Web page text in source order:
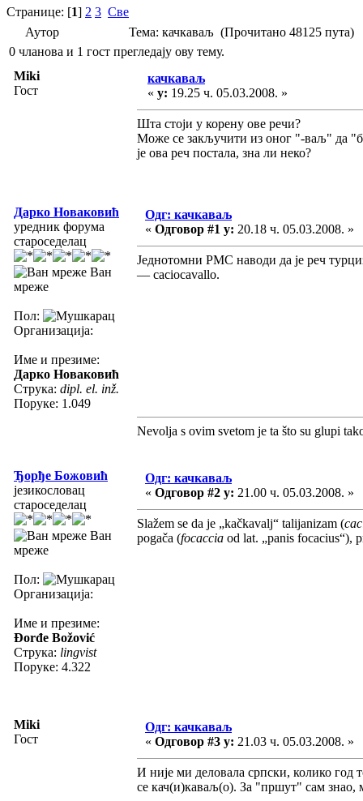
Странице: [1] 2 3 Све
Аутор
Тема: качкаваљ (Прочитано 48125 пута)
0 чланова и 1 гост прегледају ову тему.
Miki
Гост
качкаваљ
« у: 19.25 ч. 05.03.2008. »
Шта стоји у корену ове речи?
Може се закључити из оног "-ваљ" да
је ова реч постала, зна ли неко?
Дарко Новаковић
уредник форума
староседелац
Ван
мреже
Пол:
Организација:
Име и презиме:
Дарко Новаковић
Струка: dipl. el. inž.
Поруке: 1.049
Одг: качкаваљ
« Одговор #1 у: 20.18 ч. 05.03.2008. »
Једнотомни РМС наводи да је реч
— caciocavallo.
Nevolja s ovim svetom je ta što su glupi
Ђорђе Божовић
језикословац
староседелац
Ван
мреже
Пол:
Организација:
Име и презиме:
Đorđe Božović
Струка: lingvist
Поруке: 4.322
Одг: качкаваљ
« Одговор #2 у: 21.00 ч. 05.03.2008. »
Slažem se da je „kačkavalj“ talijanizam (
pogača (focaccia od lat. „panis focacius“),
Miki
Гост
Одг: качкаваљ
« Одговор #3 у: 21.03 ч. 05.03.2008. »
И није ми деловала српски, колико год
се кач(и)каваљ(о). За "пршут" сам знао,